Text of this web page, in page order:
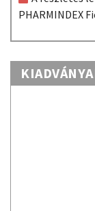
PHARMINDEX